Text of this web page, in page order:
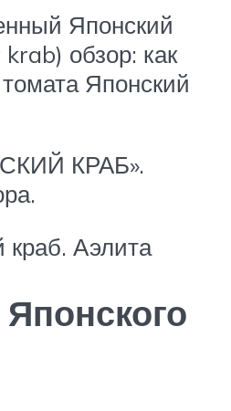
Японский
обзор: как
Японский
КРАБ».
краб. Аэлита